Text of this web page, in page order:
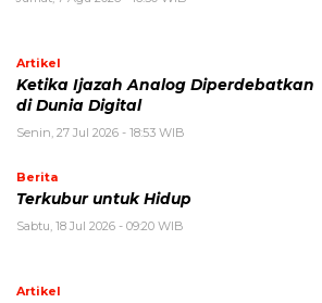
Artikel
Ketika Ijazah Analog Diperdebatkan
di Dunia Digital
Senin, 27 Jul 2026 - 18:53 WIB
Berita
Terkubur untuk Hidup
Sabtu, 18 Jul 2026 - 09:20 WIB
Artikel